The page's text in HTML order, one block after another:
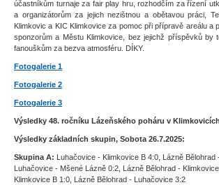
účastníkům turnaje za fair play hru, rozhodčím za řízení
a organizátorům za jejich nezištnou a obětavou práci,
Klimkovic a KIC Klimkovice za pomoc při přípravě areálu a
sponzorům a Městu Klimkovice, bez jejichž příspěvků by
fanouškům za bezva atmosféru. DÍKY.
Fotogalerie 1
Fotogalerie 2
Fotogalerie 3
Výsledky 48. ročníku Lázeňského poháru v Klimkovicích
Výsledky základních skupin, Sobota 26.7.2025:
Skupina A: Luhačovice - Klimkovice B 4:0, Lázně Bělohrad
Luhačovice - Mšené Lázně 0:2, Lázně Bělohrad -
Klimkovice B 1:0, Lázně Bělohrad - Luhačovice 3:2